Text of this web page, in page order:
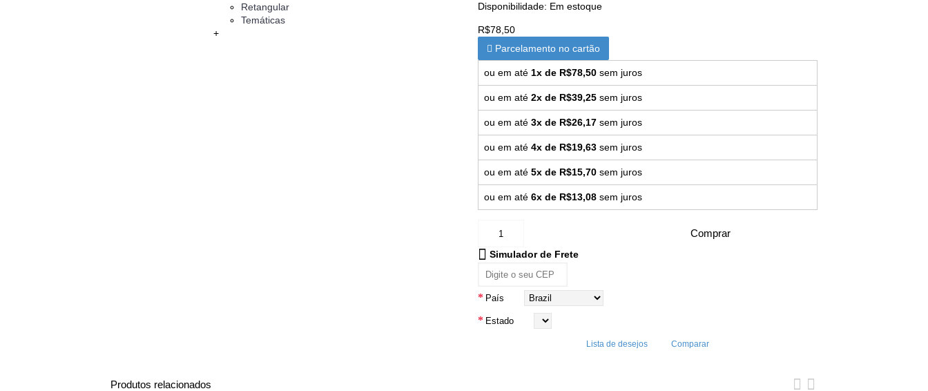
Retangular
Temáticas
+
Disponibilidade: Em estoque
R$78,50
Parcelamento no cartão
ou em até 1x de R$78,50 sem juros
ou em até 2x de R$39,25 sem juros
ou em até 3x de R$26,17 sem juros
ou em até 4x de R$19,63 sem juros
ou em até 5x de R$15,70 sem juros
ou em até 6x de R$13,08 sem juros
Comprar
Simulador de Frete
País
Estado
Lista de desejos Comparar
Produtos relacionados